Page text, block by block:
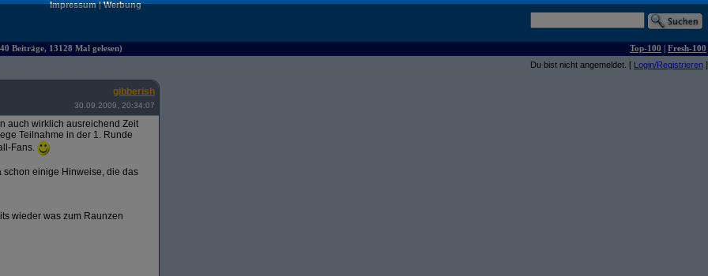
Impressum|Werbung
Beiträge, 13128 Mal gelesen) Top-100 | Fresh-100
Du bist nicht angemeldet. [ Login/Registrieren ]
gibberish
30.09.2009, 20:34:07
auch wirklich ausreichend Zeit
Teilnahme in der 1. Runde
Fans.
schon einige Hinweise, die das
wieder was zum Raunzen